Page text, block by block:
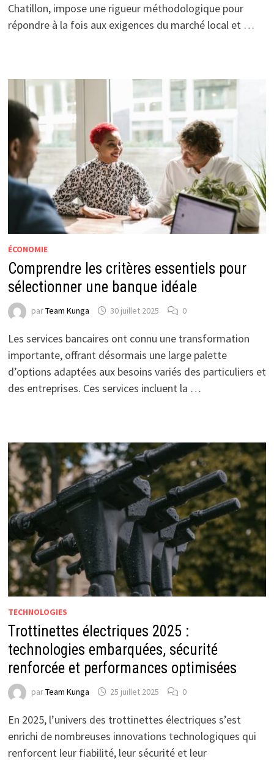
Chatillon, impose une rigueur méthodologique pour
répondre à la fois aux exigences du marché local et …
ÉCONOMIE
Comprendre les critères essentiels pour
sélectionner une banque idéale
parTeam Kunga 30 juillet 2025 0
Les services bancaires ont connu une transformation
importante, offrant désormais une large palette
d’options adaptées aux besoins variés des particuliers et
des entreprises. Ces services incluent la …
TECHNOLOGIES
Trottinettes électriques 2025 :
technologies embarquées, sécurité
renforcée et performances optimisées
parTeam Kunga 25 juillet 2025 0
En 2025, l’univers des trottinettes électriques s’est
enrichi de nombreuses innovations technologiques qui
renforcent leur fiabilité, leur sécurité et leur